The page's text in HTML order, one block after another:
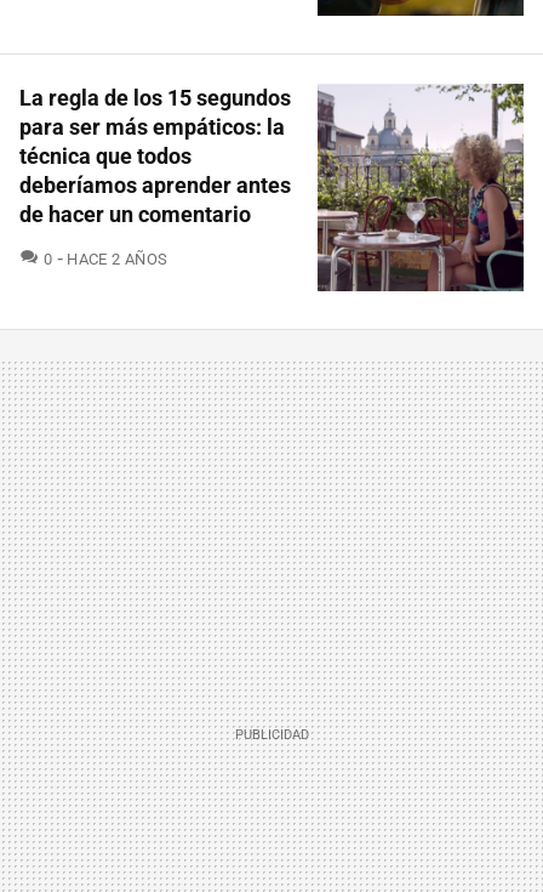
La regla de los 15 segundos
para ser más empáticos: la
técnica que todos
deberíamos aprender antes
de hacer un comentario
0 COMENTARIOS
HACE 2 AÑOS